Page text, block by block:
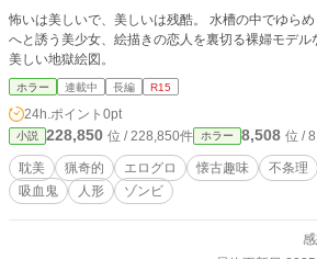
しながらも、最終的には成功を収
的な描写とともに、川添勇気の
怖いは美しいで、美しいは残酷。 水槽の中でゆら
へと誘う美少女、絵描きの恋人を裏切る裸婦モデル
美しい地獄絵図。
ホラー 連載中 長編 R15
24h.ポイント 0pt
小説 228,850 位 / 228,850件 ホラー 8,508 位 /
耽美 猟奇的 エログロ 懐古趣味 不条理
吸血鬼
人形 ゾンビ